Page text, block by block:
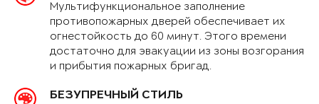
Мультифункциональное заполнение
противопожарных дверей обеспечивает их
огнестойкость до 60 минут. Этого времени
достаточно для эвакуации из зоны возгорания
и прибытия пожарных бригад.
БЕЗУПРЕЧНЫЙ СТИЛЬ